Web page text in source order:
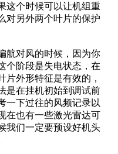
这个时候可以让机组重
对另外两个叶片的保护
对风的时候，因为你
个阶段是失电状态，在
片外形特征是有效的，
是在挂机初始到调试前
一下过往的风频记录以
在也有一些激光雷达可
我们一定要预设好机头